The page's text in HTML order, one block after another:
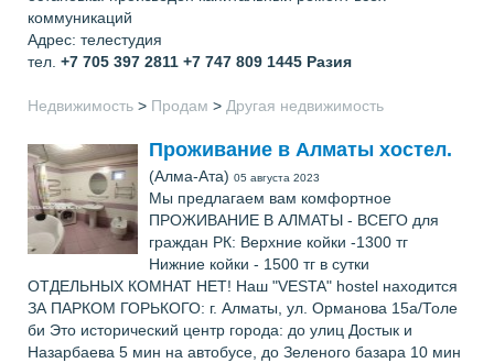
коммуникаций
Адрес: телестудия
тел. +7 705 397 2811 +7 747 809 1445 Разия
Недвижимость > Продам > Другая недвижимость
Проживание в Алматы хостел.
(Алма-Ата) 05 августа 2023
Мы предлагаем вам комфортное
ПРОЖИВАНИЕ В АЛМАТЫ - ВСЕГО для
граждан РК: Верхние койки -1300 тг
Нижние койки - 1500 тг в сутки
ОТДЕЛЬНЫХ КОМНАТ НЕТ! Наш "VESTA" hostel находится
ЗА ПАРКОМ ГОРЬКОГО: г. Алматы, ул. Орманова 15а/Толе
би Это исторический центр города: до улиц Достык и
Назарбаева 5 мин на автобусе, до Зеленого базара 10 мин